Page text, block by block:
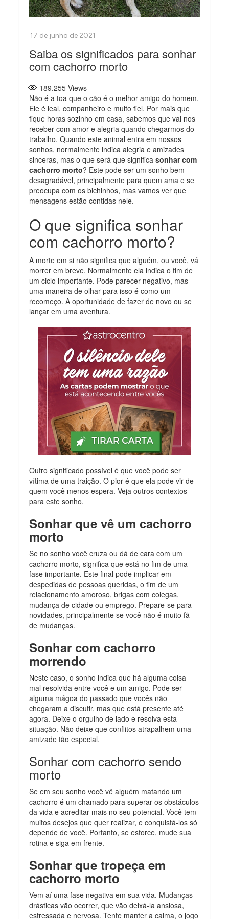
Saiba os significados para sonhar
com cachorro morto
189.255 Views
Não é a toa que o cão é o melhor amigo do homem.
Ele é leal, companheiro e muito fiel. Por mais que
fique horas sozinho em casa, sabemos que vai nos
receber com amor e alegria quando chegarmos do
trabalho. Quando este animal entra em nossos
sonhos, normalmente indica alegria e amizades
sinceras, mas o que será que significasonhar com
cachorro morto? Este pode ser um sonho bem
desagradável, principalmente para quem ama e se
preocupa com os bichinhos, mas vamos ver que
mensagens estão contidas nele.
O que significa sonhar
com cachorro morto?
A morte em si não significa que alguém, ou você, vá
morrer em breve. Normalmente ela indica o fim de
um ciclo importante. Pode parecer negativo, mas
uma maneira de olhar para isso é como um
recomeço. A oportunidade de fazer de novo ou se
lançar em uma aventura.
Outro significado possível é que você pode ser
vítima de uma traição. O pior é que ela pode vir de
quem você menos espera. Veja outros contextos
para este sonho.
Sonhar que vê um cachorro
morto
Se no sonho você cruza ou dá de cara com um
cachorro morto, significa que está no fim de uma
fase importante. Este final pode implicar em
despedidas de pessoas queridas, o fim de um
relacionamento amoroso, brigas com colegas,
mudança de cidade ou emprego. Prepare-se para
novidades, principalmente se você não é muito fã
de mudanças.
Sonhar com cachorro
morrendo
Neste caso, o sonho indica que há alguma coisa
mal resolvida entre você e um amigo. Pode ser
alguma mágoa do passado que vocês não
chegaram a discutir, mas que está presente até
agora. Deixe o orgulho de lado e resolva esta
situação. Não deixe que conflitos atrapalhem uma
amizade tão especial.
Sonhar com cachorro sendo
morto
Se em seu sonho você vê alguém matando um
cachorro é um chamado para superar os obstáculos
da vida e acreditar mais no seu potencial. Você tem
muitos desejos que quer realizar, e conquistá-los só
depende de você. Portanto, se esforce, mude sua
rotina e siga em frente.
Sonhar que tropeça em
cachorro morto
Vem aí uma fase negativa em sua vida. Mudanças
drásticas vão ocorrer, que vão deixá-la ansiosa,
estressada e nervosa. Tente manter a calma, o jogo